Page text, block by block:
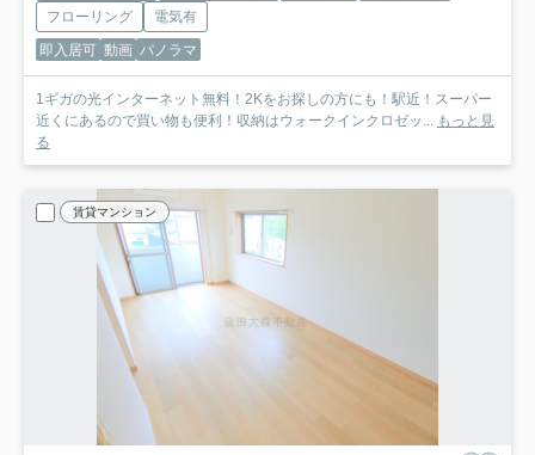
フローリング
電気有
即入居可 動画 パノラマ
1ギガの光インターネット無料！2Kをお探しの方にも！駅近！スーパー
近くにあるので買い物も便利！収納はウォークインクロゼッ... もっと見
る
賃貸マンション